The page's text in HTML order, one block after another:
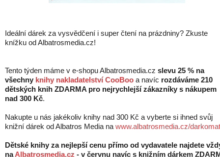
Ideální dárek za vysvědčení i super čtení na prázdniny? Zkuste
knížku od Albatrosmedia.cz!
Tento týden máme v e-shopu Albatrosmedia.cz slevu 25 % na
všechny knihy nakladatelství CooBoo a navíc rozdáváme 210
dětských knih ZDARMA pro nejrychlejší zákazníky s nákupem
nad 300 Kč.
Nakupte u nás jakékoliv knihy nad 300 Kč a vyberte si ihned svůj
knižní dárek od Albatros Media na www.albatrosmedia.cz/darkomat
Dětské knihy za nejlepší cenu přímo od vydavatele najdete
naAlbatrosmedia.cz - v červnu navíc s knižním dárkem